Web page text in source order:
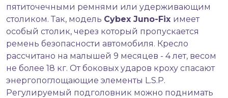
пятиточечными ремнями или удерживающим
столиком. Так, модель Cybex Juno-Fix имеет
особый столик, через который пропускается
ремень безопасности автомобиля. Кресло
рассчитано на малышей 9 месяцев - 4 лет, весом
не более 18 кг. От боковых ударов кроху спасают
энергопоглощающие элементы L.S.P.
Регулируемый подголовник можно поднимать